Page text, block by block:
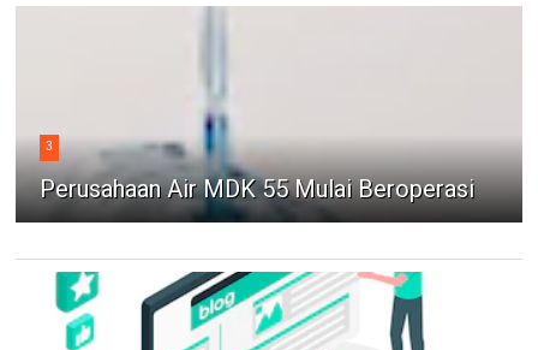
3
Perusahaan Air MDK 55 Mulai Beroperasi